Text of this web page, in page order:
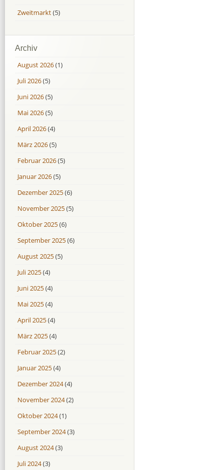
Zweitmarkt(5)
Archiv
August 2026(1)
Juli 2026(5)
Juni 2026(5)
Mai 2026(5)
April 2026(4)
März 2026(5)
Februar 2026(5)
Januar 2026(5)
Dezember 2025(6)
November 2025(5)
Oktober 2025(6)
September 2025(6)
August 2025(5)
Juli 2025(4)
Juni 2025(4)
Mai 2025(4)
April 2025(4)
März 2025(4)
Februar 2025(2)
Januar 2025(4)
Dezember 2024(4)
November 2024(2)
Oktober 2024(1)
September 2024(3)
August 2024(3)
Juli 2024(3)